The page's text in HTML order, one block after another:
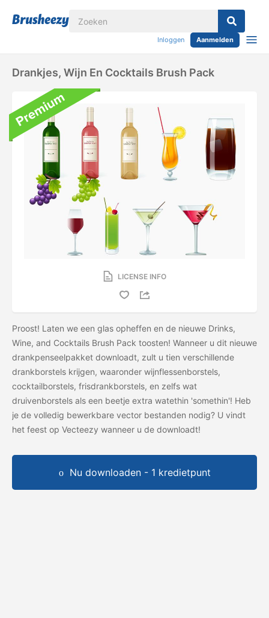
Inloggen Aanmelden
Drankjes, Wijn En Cocktails Brush Pack
LICENSE INFO
Proost! Laten we een glas opheffen en de nieuwe Drinks,
Wine, and Cocktails Brush Pack toosten! Wanneer u dit nieuwe
drankpenseelpakket downloadt, zult u tien verschillende
drankborstels krijgen, waaronder wijnflessenborstels,
cocktailborstels, frisdrankborstels, en zelfs wat
druivenborstels als een beetje extra watethin 'somethin'! Heb
je de volledig bewerkbare vector bestanden nodig? U vindt
het feest op Vecteezy wanneer u de downloadt!
Nu downloaden - 1 kredietpunt